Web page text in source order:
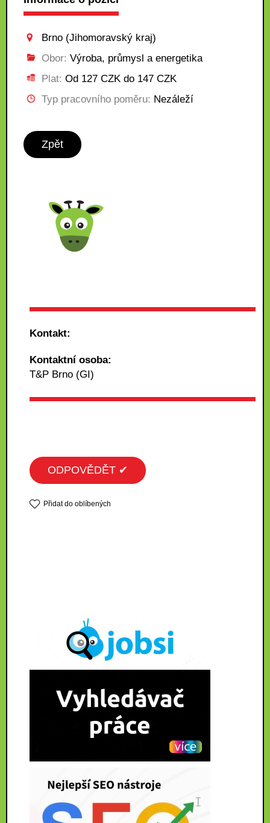
Brno (Jihomoravský kraj)
Obor: Výroba, průmysl a energetika
Plat: Od 127 CZK do 147 CZK
Typ pracovního poměru: Nezáleží
Zpět
Kontakt:
Kontaktní osoba:
T&P Brno (GI)
ODPOVĚDĚT ✔
Přidat do oblíbených